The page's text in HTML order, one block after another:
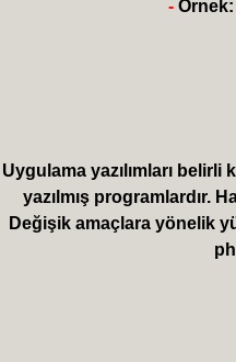
-
Uygulama yazılımları
yazılmış programlardır.
Değişik amaçlara yönelik